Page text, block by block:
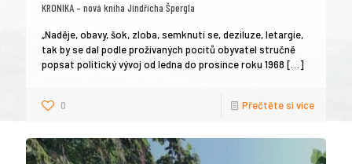
KRONIKA – nová kniha Jindřicha Špergla
„Naděje, obavy, šok, zloba, semknutí se, deziluze, letargie,
tak by se dal podle prožívaných pocitů obyvatel stručně
popsat politický vývoj od ledna do prosince roku 1968 […]
0 Přečtěte si více